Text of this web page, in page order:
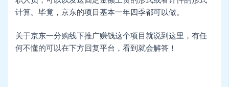
计算。毕竟，京东的项目基本一年四季都可以做。
关于京东一分购线下推广赚钱这个项目就说到这里，有任
何不懂的可以在下方回复平台，看到就会解答！